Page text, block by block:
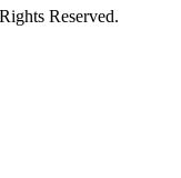
Reserved.